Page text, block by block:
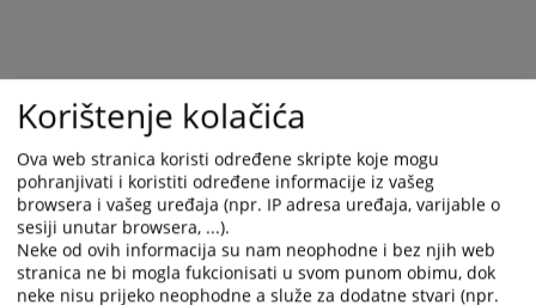
poput: stručnog znanja, radnog iskustva i radnih rezultata; stručne
sposobnosti zasnovane na dosadašnjim rezultatima u karijeri;
sposobnosti da nepristrano, savjesno, marljivo, odlučno i odgovorno
obnaša dužnosti u okviru funkcije za koju se prijavljuje; odnosa sa
radnim kolegama, ponašanja van posla, profesionalne nepristranosti i
ugleda te iskustva na rukovodećim poslovima.
Korištenje kolačića
Ova web stranica koristi određene skripte koje mogu
pohranjivati i koristiti određene informacije iz vašeg
browsera i vašeg uređaja (npr. IP adresa uređaja, varijable o
sesiji unutar browsera, ...).
Neke od ovih informacija su nam neophodne i bez njih web
stranica ne bi mogla fukcionisati u svom punom obimu, dok
neke nisu prijeko neophodne a služe za dodatne stvari (npr.